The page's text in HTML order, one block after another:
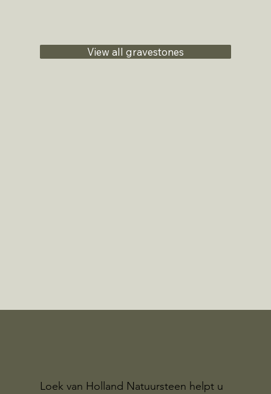
View all gravestones
Loek van Holland Natuursteen helpt u